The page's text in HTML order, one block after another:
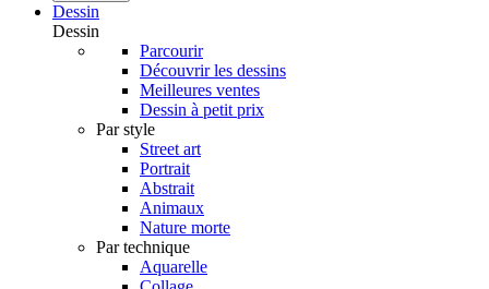
Dessin
Dessin
Parcourir
Découvrir les dessins
Meilleures ventes
Dessin à petit prix
Par style
Street art
Portrait
Abstrait
Animaux
Nature morte
Par technique
Aquarelle